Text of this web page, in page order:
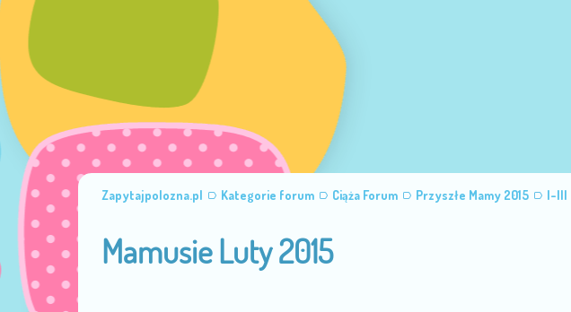
Zapytajpolozna.pl Kategorie forum Ciąża Forum Przyszłe Mamy 2015 I-III
Mamusie Luty 2015